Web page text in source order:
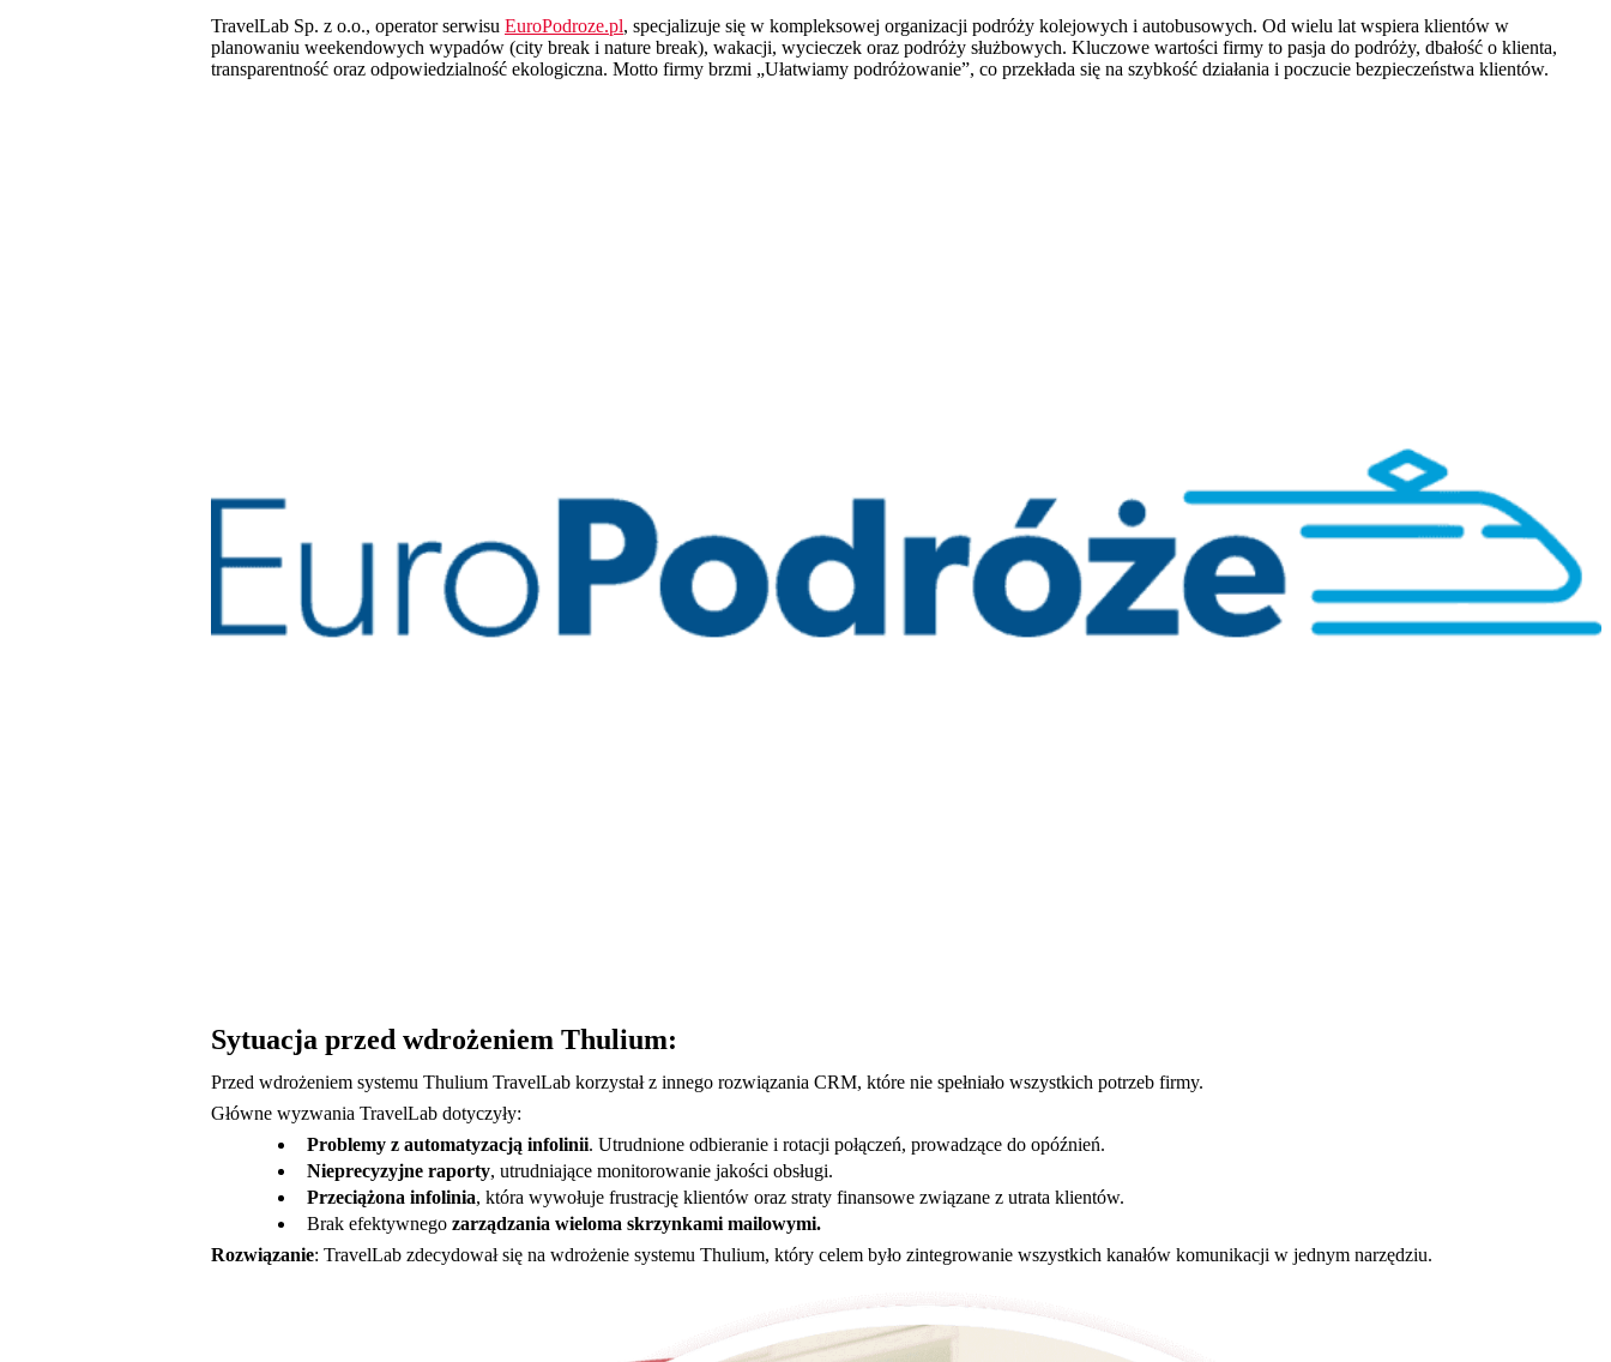
TravelLab Sp. z o.o., operator serwisu EuroPodroze.pl, specjalizuje się w kompleksowej organizacji podróży kolejowych i autobusowych. Od wielu lat wspiera klientów w
planowaniu weekendowych wypadów (city break i nature break), wakacji, wycieczek oraz podróży służbowych. Kluczowe wartości firmy to pasja do podróży, dbałość o klienta,
transparentność oraz odpowiedzialność ekologiczna. Motto firmy brzmi „Ułatwiamy podróżowanie”, co przekłada się na szybkość działania i poczucie bezpieczeństwa klientów.
Sytuacja przed wdrożeniem Thulium:
Przed wdrożeniem systemu Thulium TravelLab korzystał z innego rozwiązania CRM, które nie spełniało wszystkich potrzeb firmy.
Główne wyzwania TravelLab dotyczyły:
Problemy z automatyzacją infolinii. Utrudnione odbieranie i rotacji połączeń, prowadzące do opóźnień.
Nieprecyzyjne raporty, utrudniające monitorowanie jakości obsługi.
Przeciążona infolinia, która wywołuje frustrację klientów oraz straty finansowe związane z utrata klientów.
Brak efektywnego zarządzania wieloma skrzynkami mailowymi.
Rozwiązanie: TravelLab zdecydował się na wdrożenie systemu Thulium, który celem było zintegrowanie wszystkich kanałów komunikacji w jednym narzędziu.